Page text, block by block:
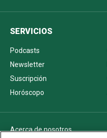
SERVICIOS
Podcasts
Newsletter
Suscripción
Horóscopo
Acerca de nosotros